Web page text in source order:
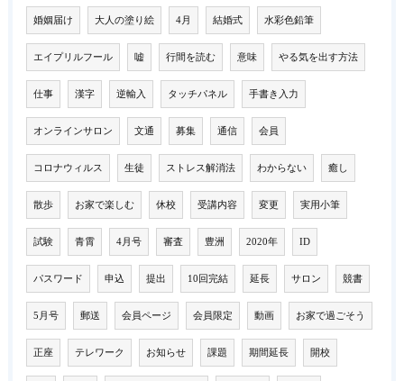
婚姻届け 大人の塗り絵 4月 結婚式 水彩色鉛筆
エイプリルフール 嘘 行間を読む 意味 やる気を出す方法
仕事 漢字 逆輸入 タッチパネル 手書き入力
オンラインサロン 文通 募集 通信 会員
コロナウィルス 生徒 ストレス解消法 わからない 癒し
散歩 お家で楽しむ 休校 受講内容 変更 実用小筆
試験 青霄 4月号 審査 豊洲 2020年 ID
パスワード 申込 提出 10回完結 延長 サロン 競書
5月号 郵送 会員ページ 会員限定 動画 お家で過ごそう
正座 テレワーク お知らせ 課題 期間延長 開校